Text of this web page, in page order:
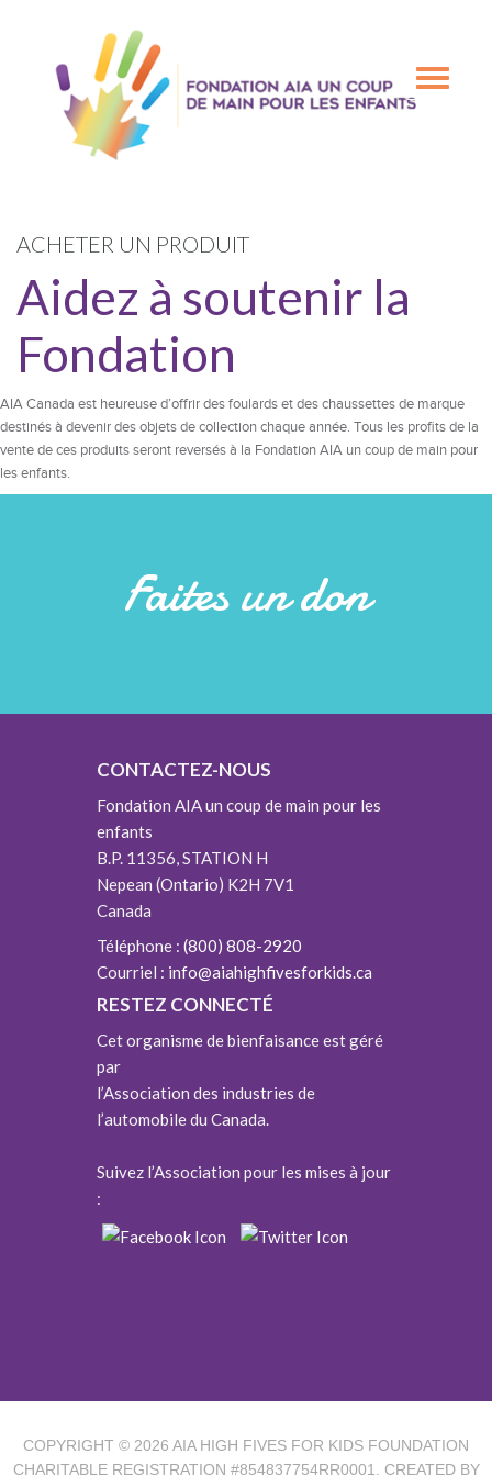
navigation
Toggle
navigation
ACHETER UN PRODUIT
Aidez à soutenir la
Fondation
AIA Canada est heureuse d’offrir des foulards et des chaussettes de marque
destinés à devenir des objets de collection chaque année. Tous les profits de la
vente de ces produits seront reversés à la Fondation AIA un coup de main pour
les enfants.
Faites un don
CONTACTEZ-NOUS
Fondation AIA un coup de main pour les
enfants
B.P. 11356, STATION H
Nepean (Ontario) K2H 7V1
Canada
Téléphone :(800) 808-2920
Courriel : info@aiahighfivesforkids.ca
RESTEZ CONNECTÉ
Cet organisme de bienfaisance est géré
par
l’Association des industries de
l’automobile du Canada.
Suivez l’Association pour les mises à jour
:
COPYRIGHT © 2026 AIA HIGH FIVES FOR KIDS FOUNDATION
CHARITABLE REGISTRATION #854837754RR0001. CREATED BY